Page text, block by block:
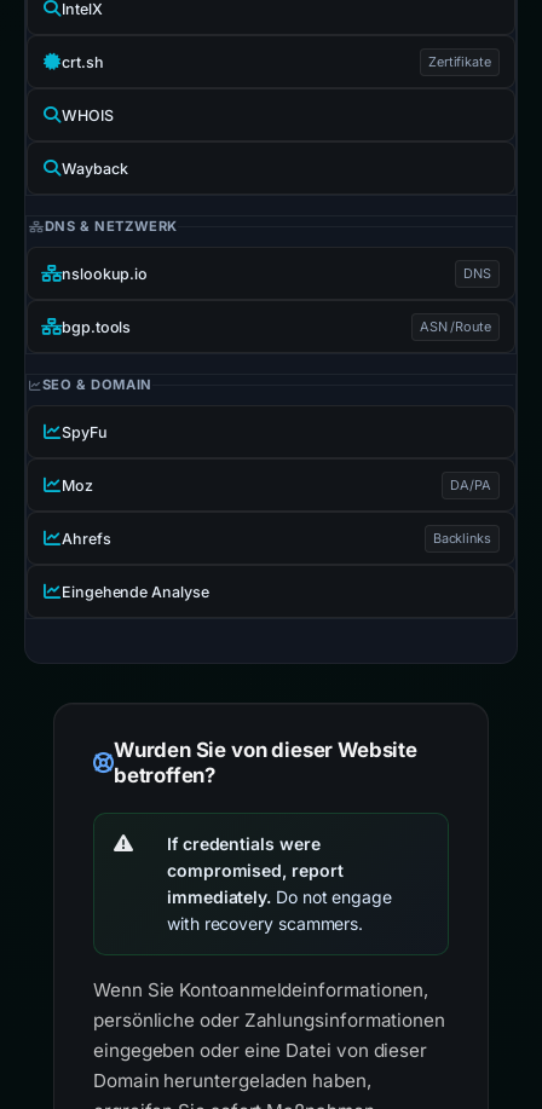
IntelX
crt.sh Zertifikate
WHOIS
Wayback
DNS & NETZWERK
nslookup.io DNS
bgp.tools ASN /Route
SEO & DOMAIN
SpyFu
Moz DA/PA
Ahrefs Backlinks
Eingehende Analyse
Wurden Sie von dieser Website
betroffen?
If credentials were
compromised, report
immediately. Do not engage
with recovery scammers.
Wenn Sie Kontoanmeldeinformationen,
persönliche oder Zahlungsinformationen
eingegeben oder eine Datei von dieser
Domain heruntergeladen haben,